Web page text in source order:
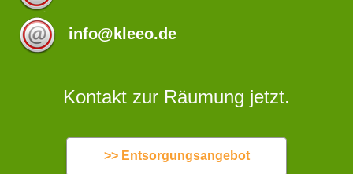
info@kleeo.de
Kontakt zur Räumung jetzt.
>> Entsorgungsangebot